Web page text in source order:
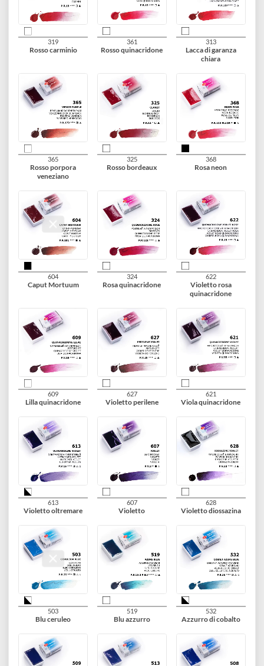
357 302 364
318 385
quinacridone
323
Rosso carminio Rosso quinacridone
Lacca di garanza
chiara
365
Rosso porpora
veneziano
Rosso bordeaux Rosa neon
604
Caput Mortuum
324
Rosa quinacridone
622
Violetto rosa
quinacridone
609
Lilla quinacridone
627
Violetto perilene Viola quinacridone